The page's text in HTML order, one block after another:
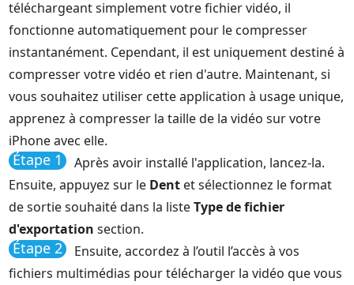
téléchargeant simplement votre fichier vidéo, il
fonctionne automatiquement pour le compresser
instantanément. Cependant, il est uniquement destiné à
compresser votre vidéo et rien d'autre. Maintenant, si
vous souhaitez utiliser cette application à usage unique,
apprenez à compresser la taille de la vidéo sur votre
iPhone avec elle.
Étape 1
Après avoir installé l'application, lancez-la.
Ensuite, appuyez sur le Dent et sélectionnez le format
de sortie souhaité dans la listeType de fichier
d'exportation section.
Étape 2
Ensuite, accordez à l’outil l’accès à vos
fichiers multimédias pour télécharger la vidéo que vous